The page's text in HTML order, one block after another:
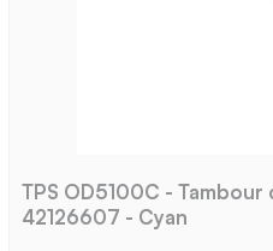
TPS OD5100C -
42126607 - Cyan